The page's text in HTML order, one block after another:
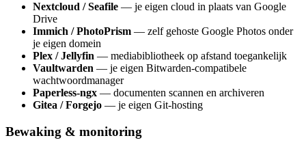
Nextcloud / Seafile — je eigen cloud in plaats van Google
Drive
Immich / PhotoPrism — zelf gehoste Google Photos onder
je eigen domein
Plex / Jellyfin — mediabibliotheek op afstand toegankelijk
Vaultwarden — je eigen Bitwarden-compatibele
wachtwoordmanager
Paperless-ngx — documenten scannen en archiveren
Gitea / Forgejo — je eigen Git-hosting
Bewaking & monitoring